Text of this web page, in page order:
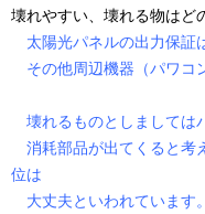
壊れやすい、壊れる物はど
太陽光パネルの出力保証
その他周辺機器（パワコ
壊れるものとしましては
消耗部品が出てくると考
位は
大丈夫といわれています